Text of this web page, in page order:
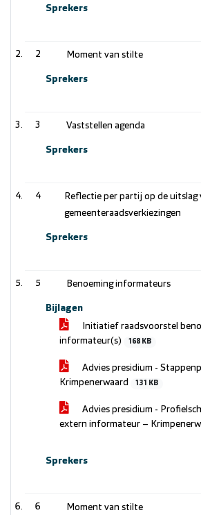
Sprekers
2 Moment van stilte
Sprekers
3 Vaststellen agenda
Sprekers
4
Reflectie per partij op de uitslag
gemeenteraadsverkiezingen
Sprekers
5 Benoeming informateurs
Bijlagen
Initiatief raadsvoorstel
informateur(s)
168 KB
Advies presidium -
Krimpenerwaard
131 KB
Advies presidium -
extern informateur –
Sprekers
6 Moment van stilte